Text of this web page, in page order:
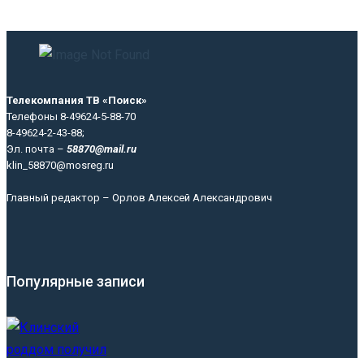
Телекомпания ТВ «Поиск»
Телефоны 8-49624-5-88-70
8-49624-2-43-88;
Эл. почта – 58870@mail.ru
klin_58870@mosreg.ru
Главный редактор – Орлов Алексей Александрович
Популярные записи